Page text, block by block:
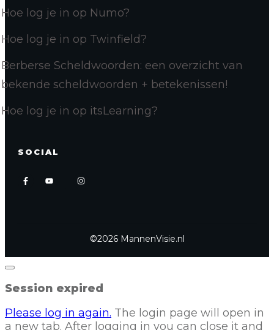
Hoe log je in op Numo?
Hoe log je in op Twinfield?
Berberse Scheldwoorden: een overzicht van
bekende scheldwoorden + betekenissen!
Hoe log je in op itsLearning?
SOCIAL
©2026MannenVisie.nl
Close
Session expired
Please log in again. The login page will open in
a new tab. After logging in you can close it and